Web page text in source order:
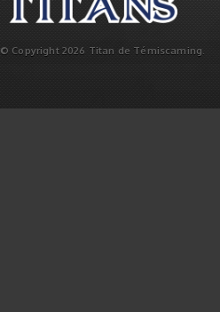
© Copyright 2026 Titan de Témiscaming.